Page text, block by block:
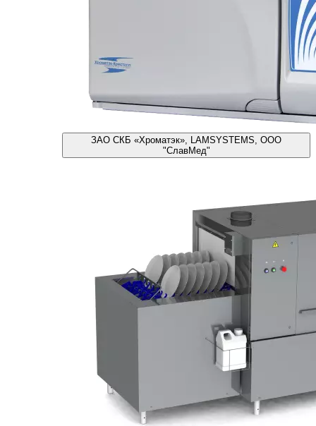
ЗАО СКБ «Хроматэк», LAMSYSTEMS, ООО
"СлавМед"